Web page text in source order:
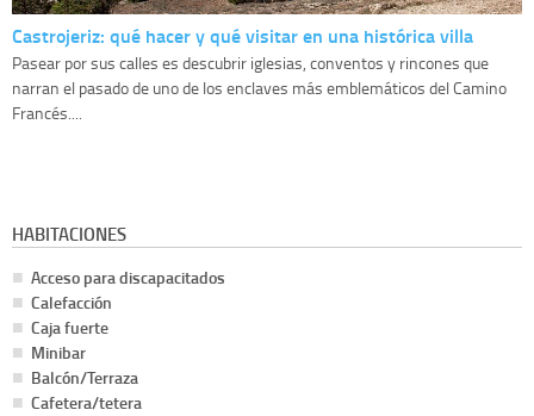
Castrojeriz: qué hacer y qué visitar en una histórica villa
Pasear por sus calles es descubrir iglesias, conventos y rincones que
narran el pasado de uno de los enclaves más emblemáticos del Camino
Francés....
HABITACIONES
Acceso para discapacitados
Calefacción
Caja fuerte
Minibar
Balcón/Terraza
Cafetera/tetera